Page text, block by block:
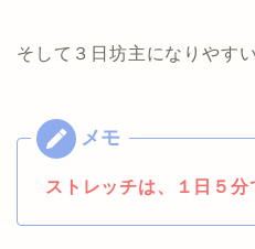
そして３日坊主になりやすい
ストレッチは、１日５分